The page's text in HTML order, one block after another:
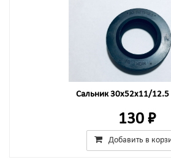
Сальник 30x52x11/12.5
130 ₽
Добавить в